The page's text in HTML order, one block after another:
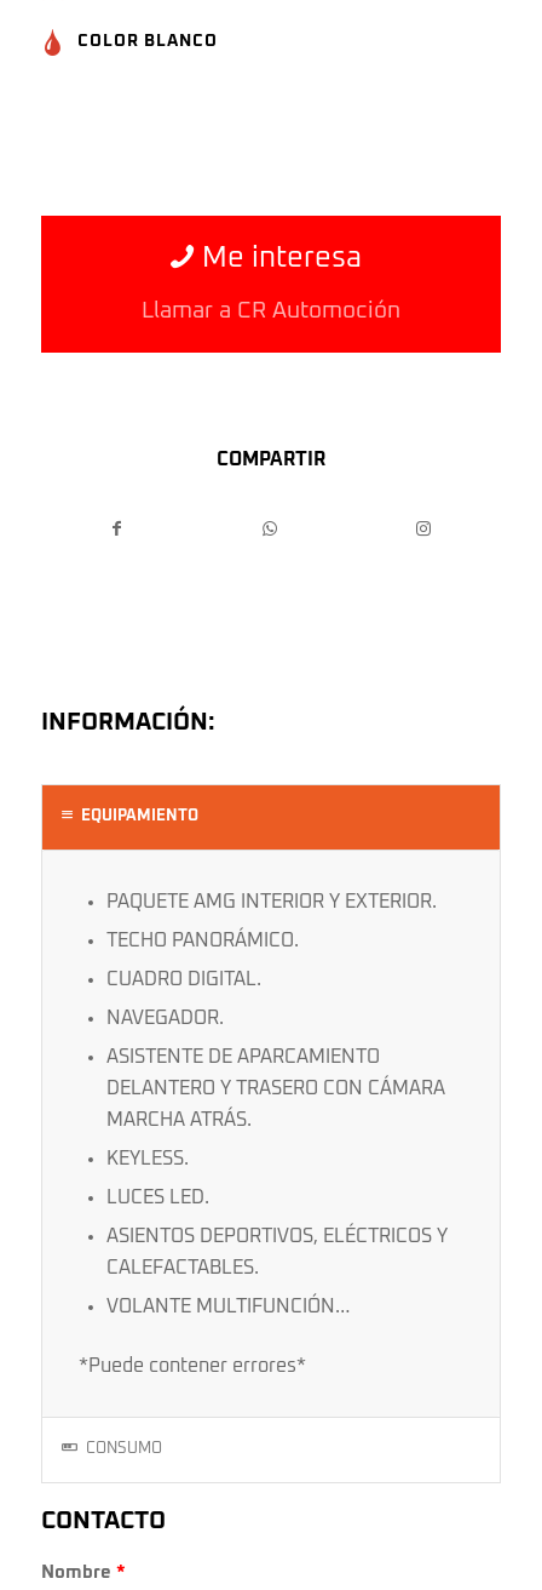
COLOR BLANCO
Me interesa
Llamar a CR Automoción
COMPARTIR
INFORMACIÓN:
EQUIPAMIENTO
PAQUETE AMG INTERIOR Y EXTERIOR.
TECHO PANORÁMICO.
CUADRO DIGITAL.
NAVEGADOR.
ASISTENTE DE APARCAMIENTO
DELANTERO Y TRASERO CON CÁMARA
MARCHA ATRÁS.
KEYLESS.
LUCES LED.
ASIENTOS DEPORTIVOS, ELÉCTRICOS Y
CALEFACTABLES.
VOLANTE MULTIFUNCIÓN…
*Puede contener errores*
CONSUMO
CONTACTO
Nombre *